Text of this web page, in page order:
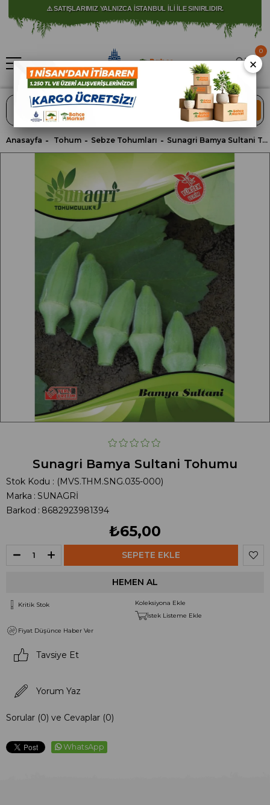
⚠️ SATIŞLARIMIZ YALNIZCA İSTANBUL İLİ İLE SINIRLIDIR.
ARA
0
Anasayfa Tohum Sebze Tohumları Sunagri Bamya Sultani Tohumu
Sunagri Bamya Sultani Tohumu
Stok Kodu
(MVS.THM.SNG.035-000)
Marka : SUNAGRİ
Barkod : 8682923981394
₺65,00
Kritik Stok
Koleksiyona Ekle
İstek Listeme Ekle
Fiyat Düşünce Haber Ver
Tavsiye Et
Yorum Yaz
Sorular (0) ve Cevaplar (0)
WhatsApp
×